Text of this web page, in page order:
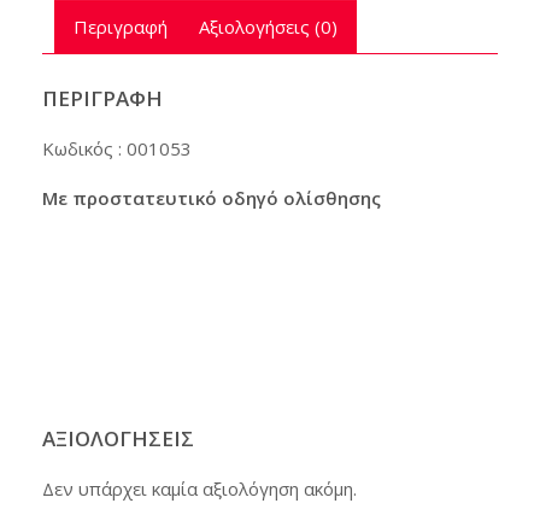
Περιγραφή Αξιολογήσεις (0)
ΠΕΡΙΓΡΑΦΉ
Κωδικός : 001053
Με προστατευτικό οδηγό ολίσθησης
ΑΞΙΟΛΟΓΉΣΕΙΣ
Δεν υπάρχει καμία αξιολόγηση ακόμη.